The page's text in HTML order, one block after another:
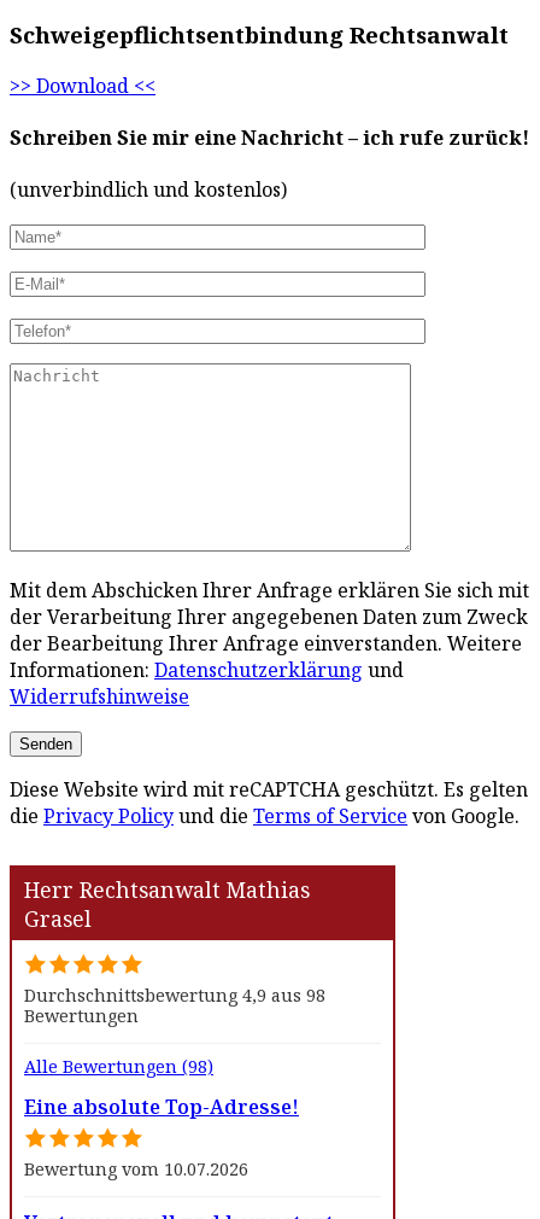
Schweigepflichts­entbindung Rechtsanwalt
>> Download <<
Schreiben Sie mir eine Nachricht – ich rufe zurück!
(unverbindlich und kostenlos)
Mit dem Abschicken Ihrer Anfrage erklären Sie sich mit
der Verarbeitung Ihrer angegebenen Daten zum Zweck
der Bearbeitung Ihrer Anfrage einverstanden. Weitere
Informationen: Datenschutzerklärung und
Widerrufshinweise
Diese Website wird mit reCAPTCHA geschützt. Es gelten
die Privacy Policyund die Terms of Service von Google.
Herr Rechtsanwalt Mathias
Grasel
Durchschnittsbewertung 4,9 aus 98
Bewertungen
Alle Bewertungen (98)
Eine absolute Top-Adresse!
Bewertung vom 10.07.2026